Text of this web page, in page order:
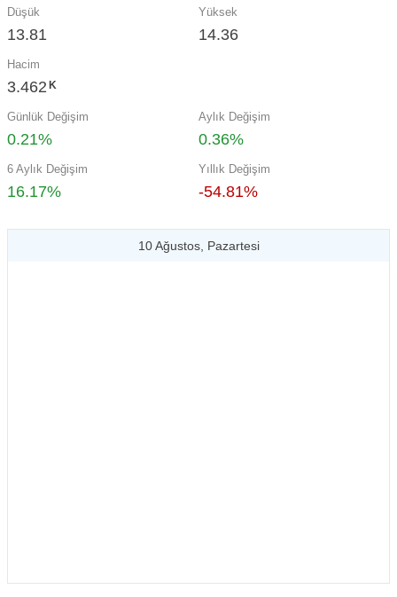
Düşük
13.81
Yüksek
14.36
Hacim
3.462 K
Günlük Değişim
0.21%
Aylık Değişim
0.36%
6 Aylık Değişim
16.17%
Yıllık Değişim
-54.81%
10 Ağustos, Pazartesi